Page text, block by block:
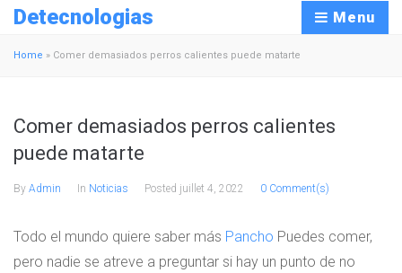
Detecnologias Menu
Home » Comer demasiados perros calientes puede matarte
Comer demasiados perros calientes
puede matarte
By Admin In Noticias Posted juillet 4, 2022 0 Comment(s)
Todo el mundo quiere saber más Pancho Puedes comer,
pero nadie se atreve a preguntar si hay un punto de no